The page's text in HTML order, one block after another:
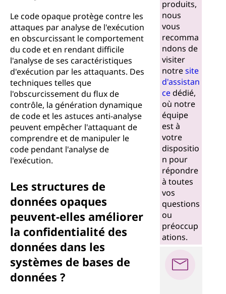
Le code opaque protège contre les
attaques par analyse de l'exécution
en obscurcissant le comportement
du code et en rendant difficile
l'analyse de ses caractéristiques
d'exécution par les attaquants. Des
techniques telles que
l'obscurcissement du flux de
contrôle, la génération dynamique
de code et les astuces anti-analyse
peuvent empêcher l'attaquant de
comprendre et de manipuler le
code pendant l'analyse de
l'exécution.
Les structures de
données opaques
peuvent-elles améliorer
la confidentialité des
données dans les
systèmes de bases de
données ?
produits,
nous
vous
recomma
ndons de
visiter
notresite
d'assistan
cedédié,
où notre
équipe
est à
votre
dispositio
n pour
répondre
à toutes
vos
questions
ou
préoccup
ations.